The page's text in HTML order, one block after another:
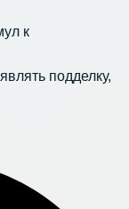
к
подделку,